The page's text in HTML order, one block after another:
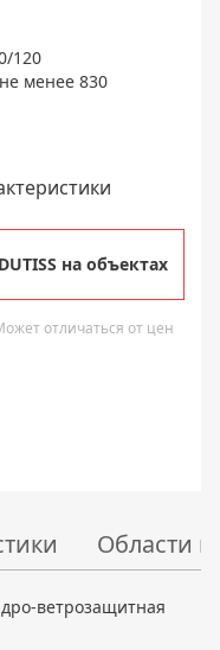
120
не менее 830
на объектах
отличаться от цен
Области
ветрозащитная